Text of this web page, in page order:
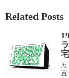
Related Posts
置